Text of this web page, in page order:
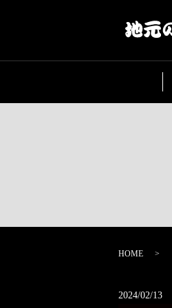
HOME
2024/02/13